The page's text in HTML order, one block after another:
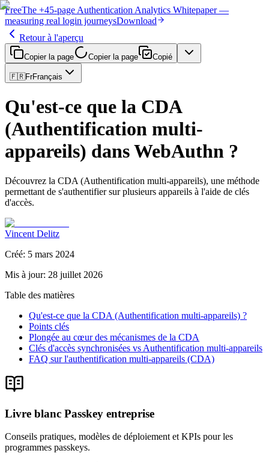
FreeThe +45-page Authentication Analytics Whitepaper —
measuring real login journeysDownload
Retour à l'aperçu
Copier la page Copier la page Copié
🇫🇷FrFrançais
Qu'est-ce que la CDA
(Authentification multi-
appareils) dans WebAuthn ?
Découvrez la CDA (Authentification multi-appareils), une méthode
permettant de s'authentifier sur plusieurs appareils à l'aide de clés
d'accès.
Vincent Delitz
Créé: 5 mars 2024
Mis à jour: 28 juillet 2026
Table des matières
Qu'est-ce que la CDA (Authentification multi-appareils) ?
Points clés
Plongée au cœur des mécanismes de la CDA
Clés d'accès synchronisées vs Authentification multi-appareils
FAQ sur l'authentification multi-appareils (CDA)
Livre blanc Passkey entreprise
Conseils pratiques, modèles de déploiement et KPIs pour les
programmes passkeys.